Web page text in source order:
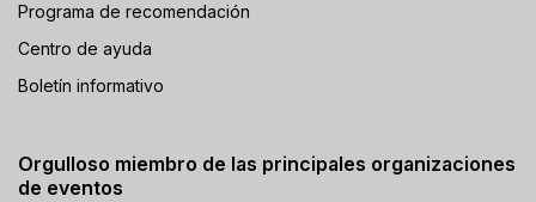
Programa de recomendación
Centro de ayuda
Boletín informativo
Orgulloso miembro de las principales organizaciones
de eventos